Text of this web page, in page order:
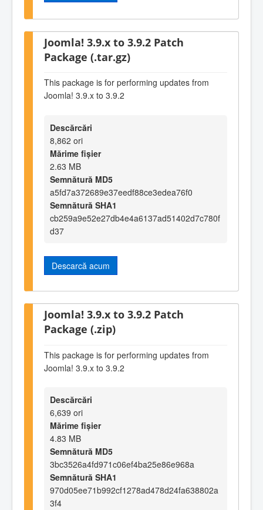
Joomla! 3.9.x to 3.9.2 Patch
Package (.tar.gz)
This package is for performing updates from
Joomla! 3.9.x to 3.9.2
Descărcări
8,862 ori
Mărime fișier
2.63 MB
Semnătură MD5
a5fd7a372689e37eedf88ce3edea76f0
Semnătură SHA1
cb259a9e52e27db4e4a6137ad51402d7c780f
d37
Descarcă acum
Joomla! 3.9.x to 3.9.2 Patch
Package (.zip)
This package is for performing updates from
Joomla! 3.9.x to 3.9.2
Descărcări
6,639 ori
Mărime fișier
4.83 MB
Semnătură MD5
3bc3526a4fd971c06ef4ba25e86e968a
Semnătură SHA1
970d05ee71b992cf1278ad478d24fa638802a
3f4